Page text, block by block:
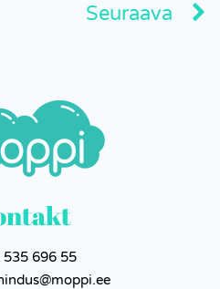
Seuraava
535 696 55